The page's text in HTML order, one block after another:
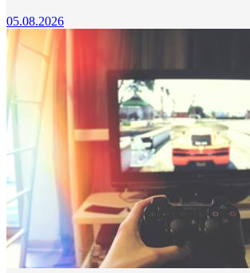
05.08.2026